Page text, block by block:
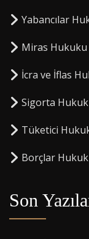
Yabancılar
Miras Hukuku
⁠İcra ve İflas
Sigorta
⁠Tüketici
⁠Borçlar
Son